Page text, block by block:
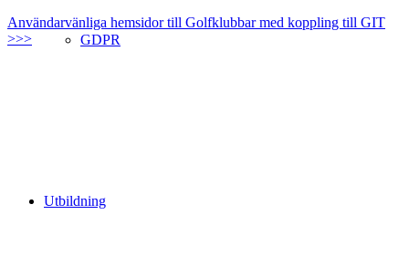
GDPR
Utbildning
Användarvänliga hemsidor till Golfklubbar med koppling till GIT
>>>